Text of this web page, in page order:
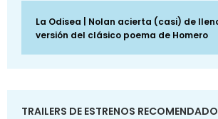
La Odisea | Nolan acierta (casi) de
versión del clásico poema de Homero
TRAILERS DE ESTRENOS